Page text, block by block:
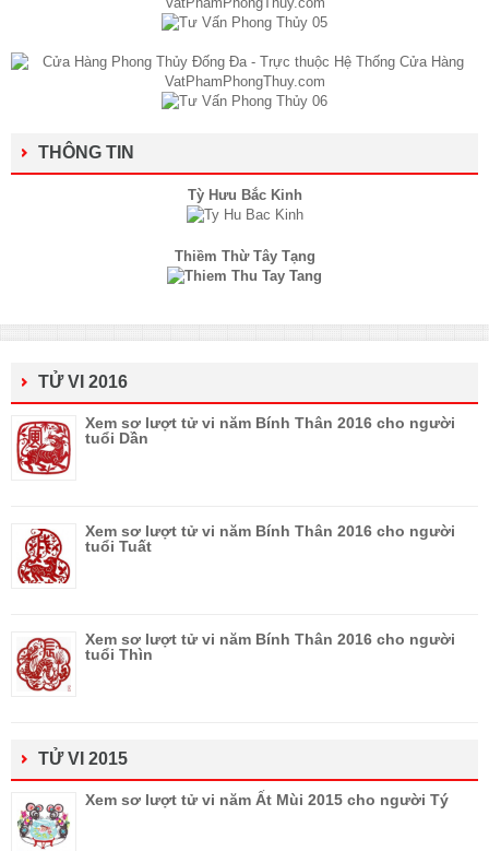
THÔNG TIN
Tỳ Hưu Bắc Kinh
Thiềm Thừ Tây Tạng
TỬ VI 2016
Xem sơ lượt tử vi năm Bính Thân 2016 cho người
tuổi Dần
Xem sơ lượt tử vi năm Bính Thân 2016 cho người
tuổi Tuất
Xem sơ lượt tử vi năm Bính Thân 2016 cho người
tuổi Thìn
TỬ VI 2015
Xem sơ lượt tử vi năm Ất Mùi 2015 cho người Tý